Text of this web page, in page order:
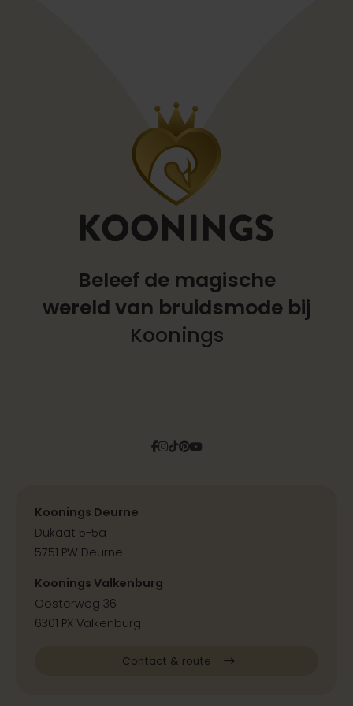
Beleef de magische
wereld van bruidsmode bij
Koonings
Facebook
Instagram
Tiktok
Pinterest
YouTube
Koonings Deurne
Dukaat 5-5a
5751 PW Deurne
Koonings Valkenburg
Oosterweg 36
6301 PX Valkenburg
Contact & route